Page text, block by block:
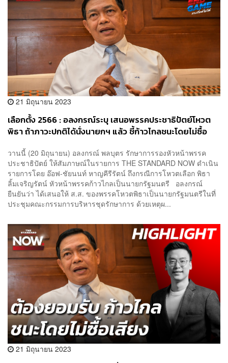
21 มิถุนายน 2023
เลือกตั้ง 2566 : อลงกรณ์ระบุ เสนอพรรคประชาธิปัตย์โหวต
พิธา ถ้าภาวะปกติได้นั่งนายกฯ แล้ว ชี้ก้าวไกลชนะโดยไม่ซื้อ
วานนี้ (20 มิถุนายน) อลงกรณ์ พลบุตร รักษาการรองหัวหน้าพรรค
ประชาธิปัตย์ ให้สัมภาษณ์ในรายการ THE STANDARD NOW ดำเนิน
รายการโดย อ๊อฟ-ชัยนนท์ หาญคีรีรัตน์ ถึงกรณีการโหวตเลือก พิธา
ลิ้มเจริญรัตน์ หัวหน้าพรรคก้าวไกลเป็นนายกรัฐมนตรี อลงกรณ์
ยืนยันว่า ได้เสนอให้ ส.ส. ของพรรคโหวตพิธาเป็นนายกรัฐมนตรีในที่
ประชุมคณะกรรมการบริหารชุดรักษาการ ด้วยเหตุผ...
21 มิถุนายน 2023